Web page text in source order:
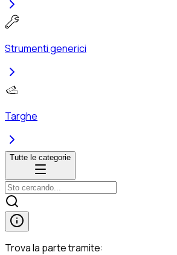
Strumenti generici
Targhe
Tutte le categorie
Trova la parte tramite: